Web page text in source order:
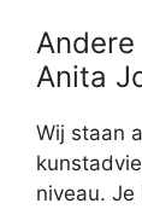
Anita
Wij staan
niveau.